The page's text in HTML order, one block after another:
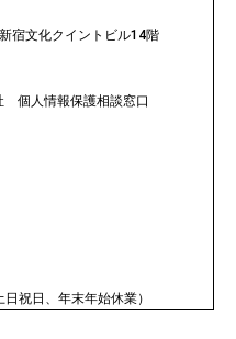
文化クイントビル14階
人情報保護相談窓口
祝日、年末年始休業）